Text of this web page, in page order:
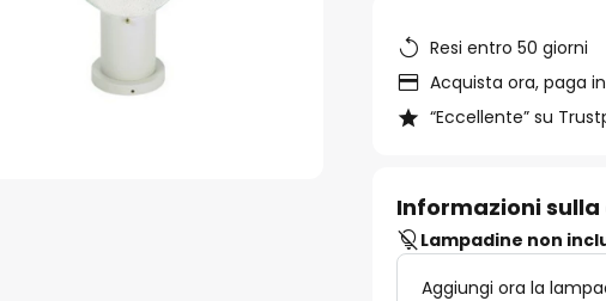
Resi entro 50 giorni
Acquista ora, paga
“Eccellente” su
Informazioni
Lampadine non
Aggiungi ora la